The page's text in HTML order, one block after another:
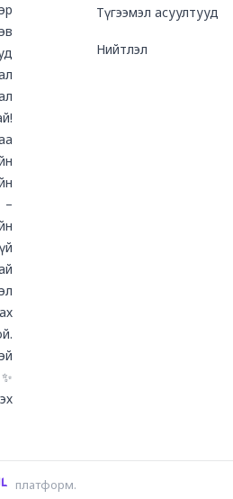
–
Түгээмэл асуултууд
Нийтлэл
платформ.